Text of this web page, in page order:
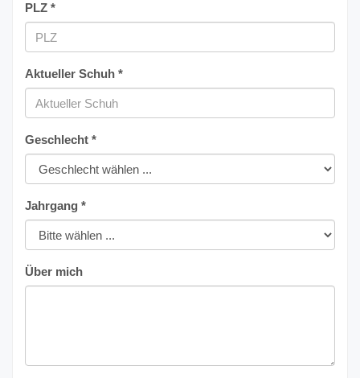
PLZ *
Aktueller Schuh *
Geschlecht *
Jahrgang *
Über mich